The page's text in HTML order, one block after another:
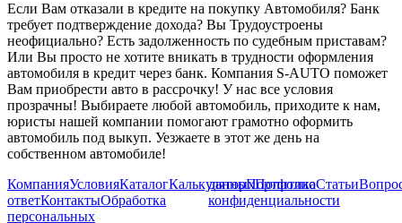
Если Вам отказали в кредите на покупку Автомобиля? Банк
требует подтверждение дохода? Вы Трудоустроены
неофициально? Есть задолженность по судебным приставам?
Или Вы просто не хотите вникать в трудности оформления
автомобиля в кредит через банк. Компания S-AUTO поможет
Вам приобрести авто в рассрочку! У нас все условия
прозрачны! Выбираете любой автомобиль, приходите к нам,
юристы нашей компании помогают грамотно оформить
автомобиль под выкуп. Уезжаете в этот же день на
собственном автомобиле!
КомпанияУсловияКаталогКалькуляторПортфолиоСтатьи
ответКонтактыОбработка
персональных
данныхПолитика
конфиденциальности